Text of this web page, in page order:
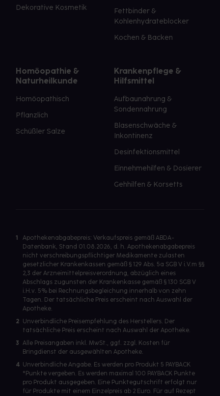
Dekorative Kosmetik
Fettbinder &
Kohlenhydrateblocker
Kochen & Backen
Homöopathie &
Naturheilkunde
Homöopathisch
Pflanzlich
Schüßler Salze
Krankenpflege &
Hilfsmittel
Aufbaunahrung &
Sondennahrung
Blasenschwäche &
Inkontinenz
Desinfektionsmittel
Einnehmehilfen & Dosierer
Gehhilfen & Korsetts
1
Apothekenabgabepreis: Verkaufspreis gemäß ABDA-
Datenbank, Stand 01.08.2026, d. h. Apothekenabgabepreis
nicht verschreibungspflichtiger Medikamente zulasten
gesetzlicher Krankenkassen gemäß § 129 Abs. 5a SGB V i.V.m §§
2,3 der Arzneimittelpreisverordnung, abzüglich eines
Abschlags zugunsten der Krankenkasse gemäß § 130 SGB V
i.H.v. 5% bei Rechnungsbegleichung innerhalb von zehn
Tagen. Der tatsächliche Preis erscheint nach Auswahl der
Apotheke.
2 Unverbindliche Preisempfehlung des Herstellers. Der
tatsächliche Preis erscheint nach Auswahl der Apotheke.
3 Alle Preisangaben inkl. MwSt., ggf. zzgl. Kosten für
Bringdienst der ausgewählten Apotheke.
4 Unverbindliche Angabe. Es werden pro Produkt 5 PAYBACK
°Punkte vergeben. Es werden maximal 100 PAYBACK Punkte
pro Produkt ausgegeben. Eine Punktegutschrift erfolgt nur
für Produkte mit einem Einzelpreis ab 2 Euro. Für auf Rezept